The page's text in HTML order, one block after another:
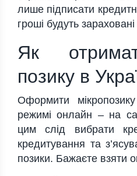
лише підписати
гроші будуть
Як
позику в
Оформити
режимі онлайн – на
цим слід вибрати
кредитування та
позики. Бажаєте взяти